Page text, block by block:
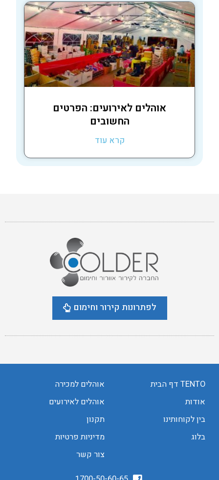
אוהלים לאירועים: הפרטים
החשובים
קרא עוד
לפתרונות קירור וחימום
TENTO דף הבית
אודות
בין לקוחותינו
בלוג
אוהלים למכירה
אוהלים לאירועים
תקנון
מדיניות פרטיות
צור קשר